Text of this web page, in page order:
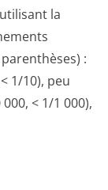
la
:
1/10), peu
< 1/1 000),